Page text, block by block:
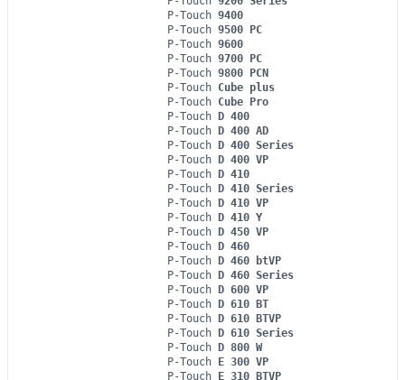
P-Touch 9400
P-Touch 9500 PC
P-Touch 9600
P-Touch 9700 PC
P-Touch 9800 PCN
P-Touch Cube plus
P-Touch Cube Pro
P-Touch D 400
P-Touch D 400 AD
P-Touch D 400 Series
P-Touch D 400 VP
P-Touch D 410
P-Touch D 410 Series
P-Touch D 410 VP
P-Touch D 410 Y
P-Touch D 450 VP
P-Touch D 460
P-Touch D 460 btVP
P-Touch D 460 Series
P-Touch D 600 VP
P-Touch D 610 BT
P-Touch D 610 BTVP
P-Touch D 610 Series
P-Touch D 800 W
P-Touch E 300 VP
P-Touch E 310 BTVP